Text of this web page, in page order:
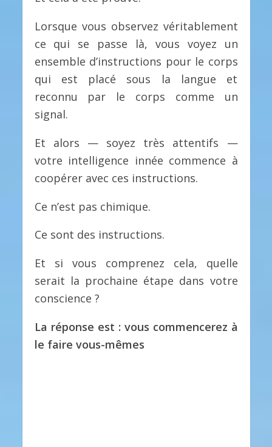
Lorsque vous observez véritablement
ce qui se passe là, vous voyez un
ensemble d’instructions pour le corps
qui est placé sous la langue et
reconnu par le corps comme un
signal.
Et alors — soyez très attentifs —
votre intelligence innée commence à
coopérer avec ces instructions.
Ce n’est pas chimique.
Ce sont des instructions.
Et si vous comprenez cela, quelle
serait la prochaine étape dans votre
conscience ?
La réponse est : vous commencerez à
le faire vous-mêmes